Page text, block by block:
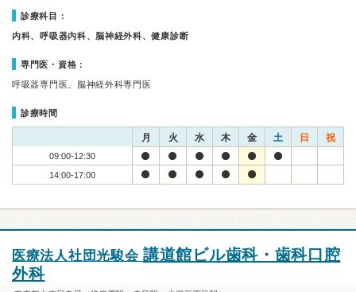
診療科目：
内科、呼吸器内科、脳神経外科、健康診断
専門医・資格：
呼吸器専門医、脳神経外科専門医
診療時間
月 火 水 木 金 土 日 祝
09:00-12:30
14:00-17:00
医療法人社団光駿会 講道館ビル歯科・歯科口腔
外科